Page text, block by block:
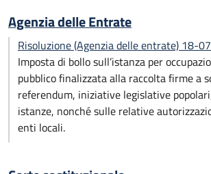
Agenzia delle Entrate
Risoluzione (Agenzia delle entrate) 18-
Imposta di bollo sull’istanza per
pubblico finalizzata alla raccolta firme a
referendum, iniziative legislative
istanze, nonché sulle relative
enti locali.